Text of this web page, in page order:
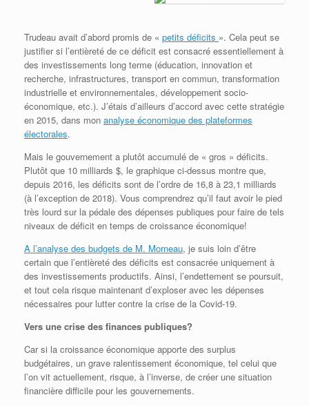
Trudeau avait d’abord promis de « petits déficits ». Cela peut se
justifier si l’entièreté de ce déficit est consacré essentiellement à
des investissements long terme (éducation, innovation et
recherche, infrastructures, transport en commun, transformation
industrielle et environnementales, développement socio-
économique, etc.). J’étais d’ailleurs d’accord avec cette stratégie
en 2015, dans mon analyse économique des plateformes
électorales.
Mais le gouvernement a plutôt accumulé de « gros » déficits.
Plutôt que 10 milliards $, le graphique ci-dessus montre que,
depuis 2016, les déficits sont de l’ordre de 16,8 à 23,1 milliards
(à l’exception de 2018). Vous comprendrez qu’il faut avoir le pied
très lourd sur la pédale des dépenses publiques pour faire de tels
niveaux de déficit en temps de croissance économique!
A l’analyse des budgets de M. Morneau, je suis loin d’être
certain que l’entièreté des déficits est consacrée uniquement à
des investissements productifs. Ainsi, l’endettement se poursuit,
et tout cela risque maintenant d’exploser avec les dépenses
nécessaires pour lutter contre la crise de la Covid-19.
Vers une crise des finances publiques?
Car si la croissance économique apporte des surplus
budgétaires, un grave ralentissement économique, tel celui que
l’on vit actuellement, risque, à l’inverse, de créer une situation
financière difficile pour les gouvernements.